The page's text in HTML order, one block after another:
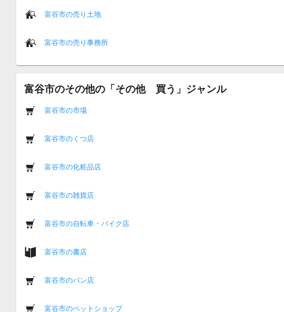
富谷市の売り土地
富谷市の売り事務所
富谷市のその他の「その他 買う」ジャンル
富谷市の市場
富谷市のくつ店
富谷市の化粧品店
富谷市の雑貨店
富谷市の自転車・バイク店
富谷市の書店
富谷市のパン店
富谷市のペットショップ